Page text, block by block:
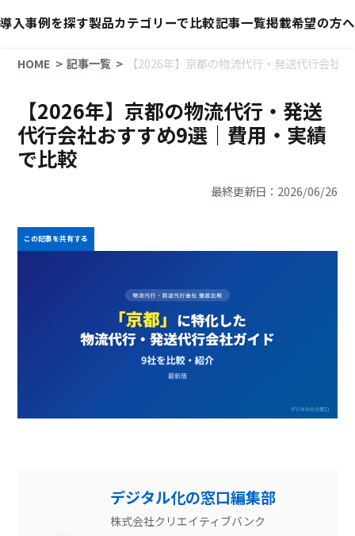
導入事例を探す製品カテゴリーで比較記事一覧掲載希望の方へ
HOME 記事一覧 【2026年】京都の物流代行・発送代行会社
【2026年】京都の物流代行・発送
代行会社おすすめ9選｜費用・実績
で比較
最終更新日：2026/06/26
この記事を共有する
デジタル化の窓口編集部
株式会社クリエイティブバンク